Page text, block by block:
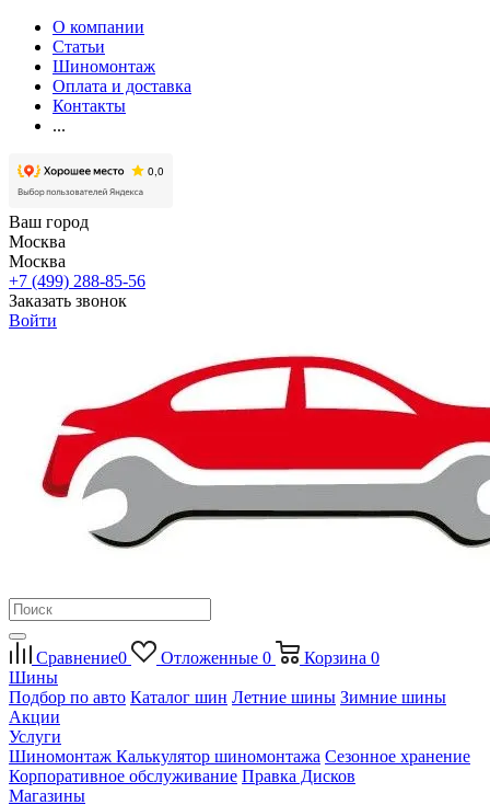
О компании
Статьи
Шиномонтаж
Оплата и доставка
Контакты
...
Ваш город
Москва
Москва
+7 (499) 288-85-56
Заказать звонок
Войти
Сравнение0 Отложенные 0 Корзина 0
Шины
Подбор по авто Каталог шин Летние шины Зимние шины
Акции
Услуги
Шиномонтаж Калькулятор шиномонтажа Сезонное хранение
Корпоративное обслуживание Правка Дисков
Магазины